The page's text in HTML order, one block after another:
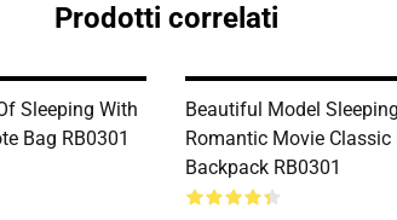
Prodotti correlati
Sleeping With
Bag RB0301
Beautiful Model
Romantic Movie Classic
Backpack RB0301